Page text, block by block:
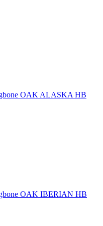
OAK ALASKA HB
OAK IBERIAN HB